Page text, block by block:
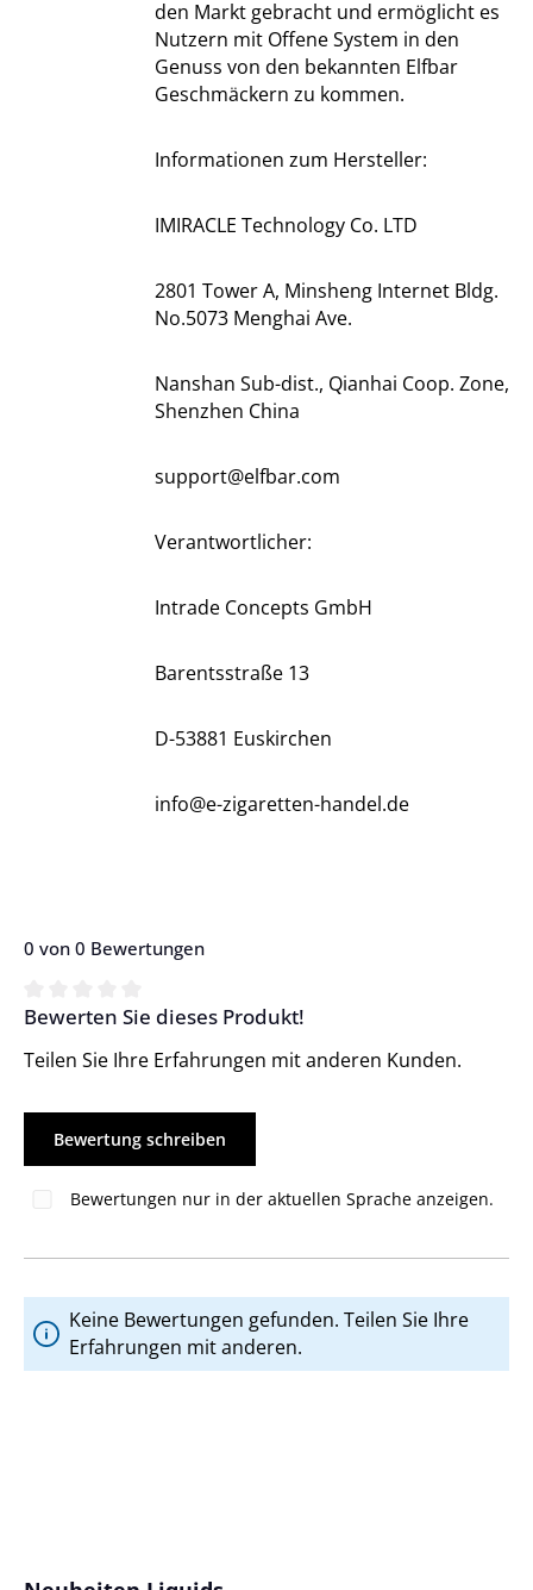
den Markt gebracht und ermöglicht es
Nutzern mit Offene System in den
Genuss von den bekannten Elfbar
Geschmäckern zu kommen.
Informationen zum Hersteller:
IMIRACLE Technology Co. LTD
2801 Tower A, Minsheng Internet Bldg.
No.5073 Menghai Ave.
Nanshan Sub-dist., Qianhai Coop. Zone,
Shenzhen China
support@elfbar.com
Verantwortlicher:
Intrade Concepts GmbH
Barentsstraße 13
D-53881 Euskirchen
info@e-zigaretten-handel.de
0 von 0 Bewertungen
Durchschnittliche Bewertung von 0 von 5 Sternen
Bewerten Sie dieses Produkt!
Teilen Sie Ihre Erfahrungen mit anderen Kunden.
Bewertung schreiben
Bewertungen nur in der aktuellen Sprache anzeigen.
Keine Bewertungen gefunden. Teilen Sie Ihre
Erfahrungen mit anderen.